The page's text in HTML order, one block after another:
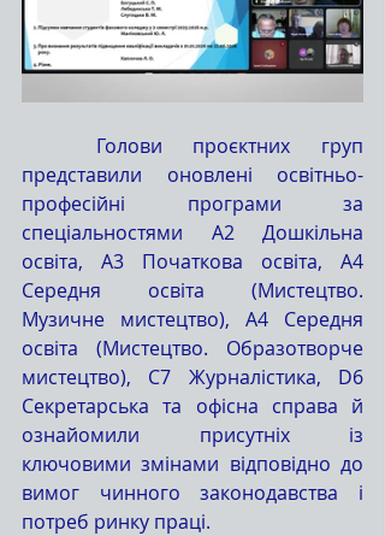
представили оновлені освітньо-
професійні програми за
спеціальностями А2 Дошкільна
освіта, А3 Початкова освіта, А4
Середня освіта (Мистецтво.
Музичне мистецтво), А4 Середня
освіта (Мистецтво. Образотворче
мистецтво), С7 Журналістика, D6
Секретарська та офісна справа й
ознайомили присутніх із
ключовими змінами відповідно до
вимог чинного законодавства і
потреб ринку праці.